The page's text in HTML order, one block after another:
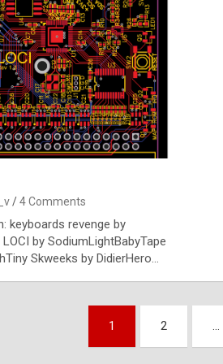
4 Comments
keyboards revenge by
by SodiumLightBabyTape
Skweeks by DidierHero…
1 2 …